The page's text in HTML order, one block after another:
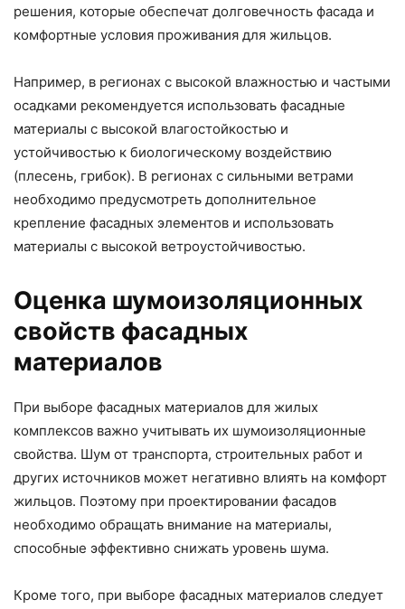
решения, которые обеспечат долговечность фасада и
комфортные условия проживания для жильцов.
Например, в регионах с высокой влажностью и частыми
осадками рекомендуется использовать фасадные
материалы с высокой влагостойкостью и
устойчивостью к биологическому воздействию
(плесень, грибок). В регионах с сильными ветрами
необходимо предусмотреть дополнительное
крепление фасадных элементов и использовать
материалы с высокой ветроустойчивостью.
Оценка шумоизоляционных
свойств фасадных
материалов
При выборе фасадных материалов для жилых
комплексов важно учитывать их шумоизоляционные
свойства. Шум от транспорта, строительных работ и
других источников может негативно влиять на комфорт
жильцов. Поэтому при проектировании фасадов
необходимо обращать внимание на материалы,
способные эффективно снижать уровень шума.
Кроме того, при выборе фасадных материалов следует